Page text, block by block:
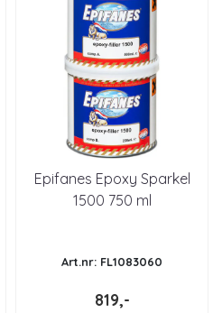
Epifanes Epoxy Sparkel
1500 750 ml
Art.nr: FL1083060
819,-